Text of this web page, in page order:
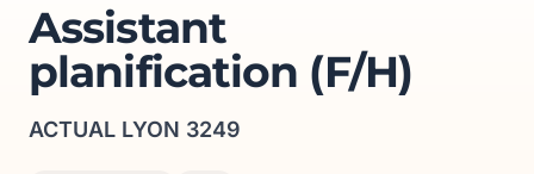
Assistant
planification (F/H)
ACTUAL LYON 3249